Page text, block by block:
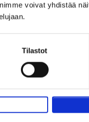
voivat yhdistää
Tilastot